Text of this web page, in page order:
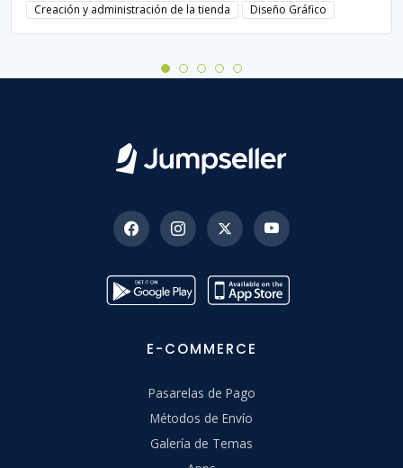
Creación y administración de la tienda
Diseño Gráfico
E-COMMERCE
Pasarelas de Pago
Métodos de Envío
Galería de Temas